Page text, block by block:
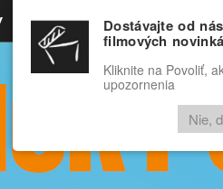
Rozprávky Funny Docu
RECENZIE VIDEÁ FILMY
Dostávajte od
filmových
Kliknite na Povoliť,
upozornenia
Nie,